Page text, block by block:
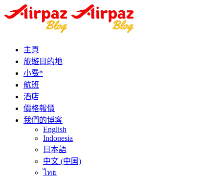
主頁
旅遊目的地
小费*
航班
酒店
價格報價
我們的博客
English
Indonesia
日本語
中文 (中国)
ไทย